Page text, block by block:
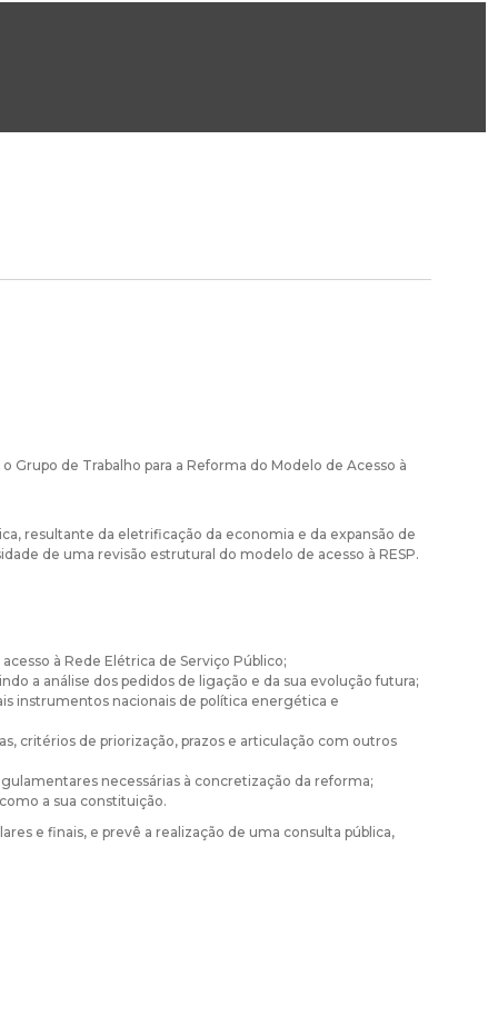
Grupo de Trabalho para a Reforma do Modelo de Acesso à
resultante da eletrificação da economia e da expansão de
de uma revisão estrutural do modelo de acesso à RESP.
à Rede Elétrica de Serviço Público;
a análise dos pedidos de ligação e da sua evolução futura;
instrumentos nacionais de política energética e
critérios de priorização, prazos e articulação com outros
necessárias à concretização da reforma;
a sua constituição.
e finais, e prevê a realização de uma consulta pública,